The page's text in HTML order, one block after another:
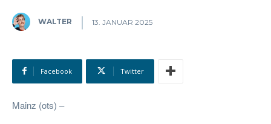
WALTER 13. JANUAR 2025
Facebook Twitter
Mainz (ots) –